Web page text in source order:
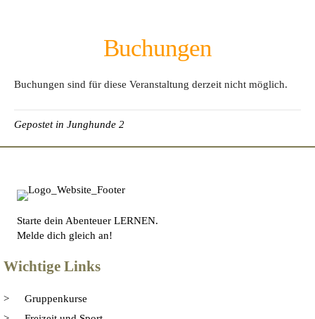
Buchungen
Buchungen sind für diese Veranstaltung derzeit nicht möglich.
Gepostet in Junghunde 2
Starte dein Abenteuer LERNEN.
Melde dich gleich an!
Wichtige Links
Gruppenkurse